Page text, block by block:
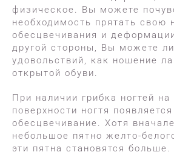
физическое. Вы можете
необходимость прятать свою
обесцвечивания и
другой стороны, Вы можете
удовольствий, как ношение
открытой обуви.
При наличии грибка ногтей на
поверхности ногтя
обесцвечивание. Хотя
небольшое пятно желто-
эти пятна становятся